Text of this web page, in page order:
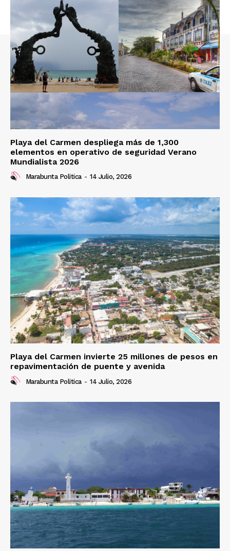
Playa del Carmen despliega más de 1,300
elementos en operativo de seguridad Verano
Mundialista 2026
Marabunta Politica - 14 Julio, 2026
Playa del Carmen invierte 25 millones de pesos en
repavimentación de puente y avenida
Marabunta Politica - 14 Julio, 2026